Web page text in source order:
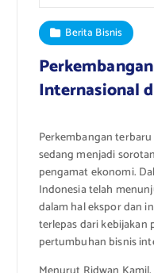
Berita Bisnis
Internasional
Perkembangan
sedang menjadi
pengamat ekonomi.
Indonesia telah
dalam hal ekspor dan
terlepas dari
pertumbuhan bisnis